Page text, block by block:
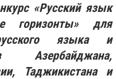
«Русский язык
для
языка и
Азербайджана,
Таджикистана и